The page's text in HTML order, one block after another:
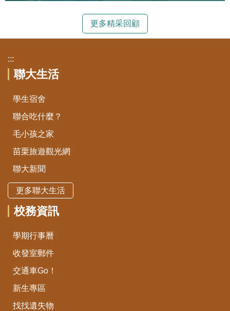
更多精采回顧
:::
聯大生活
學生宿舍
聯合吃什麼？
毛小孩之家
苗栗旅遊觀光網
聯大新聞
更多聯大生活
校務資訊
學期行事曆
收發室郵件
交通車Go！
新生專區
找找遺失物